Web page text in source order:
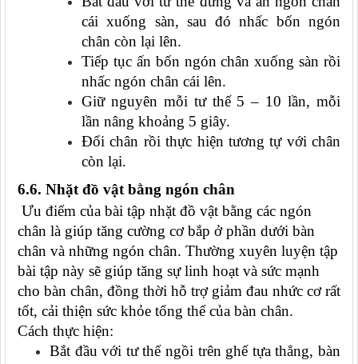
cái xuống sàn, sau đó nhấc bốn ngón
chân còn lại lên.
Tiếp tục ấn bốn ngón chân xuống sàn rồi
nhấc ngón chân cái lên.
Giữ nguyên mỗi tư thế 5 – 10 lần, mỗi
lần nâng khoảng 5 giây.
Đổi chân rồi thực hiện tương tự với chân
còn lại.
6.6. Nhặt đồ vật bằng ngón chân
Ưu điểm của bài tập nhặt đồ vật bằng các ngón
chân là giúp tăng cường cơ bắp ở phần dưới bàn
chân và những ngón chân. Thường xuyên luyện tập
bài tập này sẽ giúp tăng sự linh hoạt và sức mạnh
cho bàn chân, đồng thời hỗ trợ giảm đau nhức cơ rất
tốt, cải thiện sức khỏe tổng thể của bàn chân.
Cách thực hiện:
Bắt đầu với tư thế ngồi trên ghế tựa thẳng, bàn